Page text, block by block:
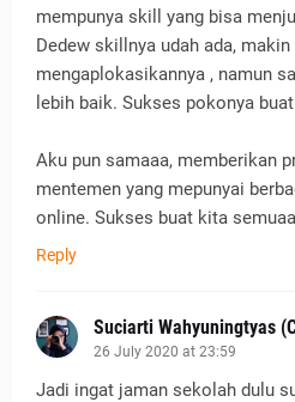
mempunya skill yang bisa
Dedew skillnya udah ada, makin
mengaplokasikannya , namun
lebih baik. Sukses pokonya
Aku pun samaaa, memberikan
mentemen yang mepunyai
online. Sukses buat kita
Reply
Suciarti Wahyuningtyas
26 July 2020 at 23:59
Jadi ingat jaman sekolah dulu